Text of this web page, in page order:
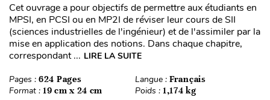
Cet ouvrage a pour objectifs de permettre aux étudiants en
MPSI, en PCSI ou en MP2I de réviser leur cours de SII
(sciences industrielles de l'ingénieur) et de l'assimiler par la
mise en application des notions. Dans chaque chapitre,
correspondant ... LIRE LA SUITE
Pages : 624 Pages Langue : Français
Format : 19 cm x 24 cm Poids : 1,174 kg